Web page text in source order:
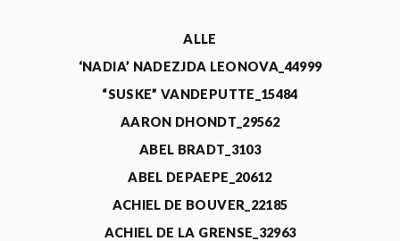
ALLE
‘NADIA’ NADEZJDA LEONOVA_44999
“SUSKE” VANDEPUTTE_15484
AARON DHONDT_29562
ABEL BRADT_3103
ABEL DEPAEPE_20612
ACHIEL DE BOUVER_22185
ACHIEL DE LA GRENSE_32963